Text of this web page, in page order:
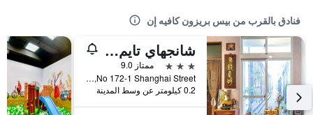
فنادق بالقرب من بيس بريزون كافيه إن
شانجهاي تايم إقامة وإفطار
3 نجوم
ممتاز 9.0
No 172-1 Shanghai Street, هوالين ستي, تايوان
0.2 كيلومتر عن وسط المدينة